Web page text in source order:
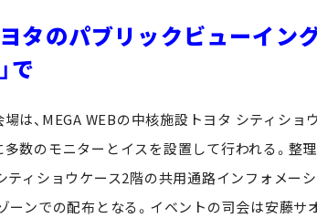
タのパブリックビューイン
で
は、MEGA WEBの中核施設トヨタ シティショ
多数のモニターとイスを設置して行われる。整
ティショウケース2階の共用通路インフォメー
ーンでの配布となる。イベントの司会は安藤